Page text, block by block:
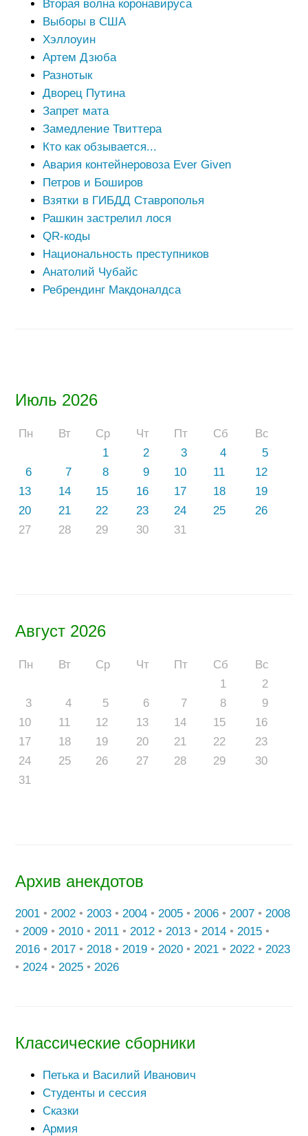
Июль 2026
Пн Вт Ср Чт Пт Сб
Вс
1
2 3 4
5
6
7 8 9 10 11
12
13
14 15 16 17 18
19
20
21 22 23 24 25
26
27
28 29 30 31
Август 2026
Пн Вт Ср Чт Пт Сб
Вс
1
2
3
4 5 6 7 8
9
10
11 12 13 14 15
16
17
18 19 20 21 22
23
24
25 26 27 28 29
30
31
Архив анекдотов
2001 • 2002 • 2003 • 2004 • 2005 • 2006 • 2007 • 2008
• 2009 • 2010 • 2011 • 2012 • 2013 • 2014 • 2015 •
2016 • 2017 • 2018 • 2019 • 2020 • 2021 • 2022 • 2023
• 2024 • 2025 • 2026
Классические сборники
Петька и Василий Иванович
Студенты и сессия
Сказки
Армия
Вторая волна коронавируса
Выборы в США
Хэллоуин
Артем Дзюба
Разнотык
Дворец Путина
Запрет мата
Замедление Твиттера
Кто как обзывается...
Авария контейнеровоза Ever Given
Петров и Боширов
Взятки в ГИБДД Ставрополья
Рашкин застрелил лося
QR-коды
Национальность преступников
Анатолий Чубайс
Ребрендинг Макдоналдса